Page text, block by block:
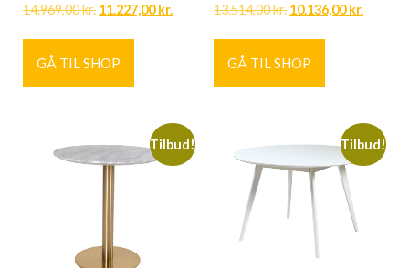
14.969,00kr. 11.227,00kr.
GÅ TIL SHOP
13.514,00kr. 10.136,00kr.
GÅ TIL SHOP
Tilbud! Tilbud!